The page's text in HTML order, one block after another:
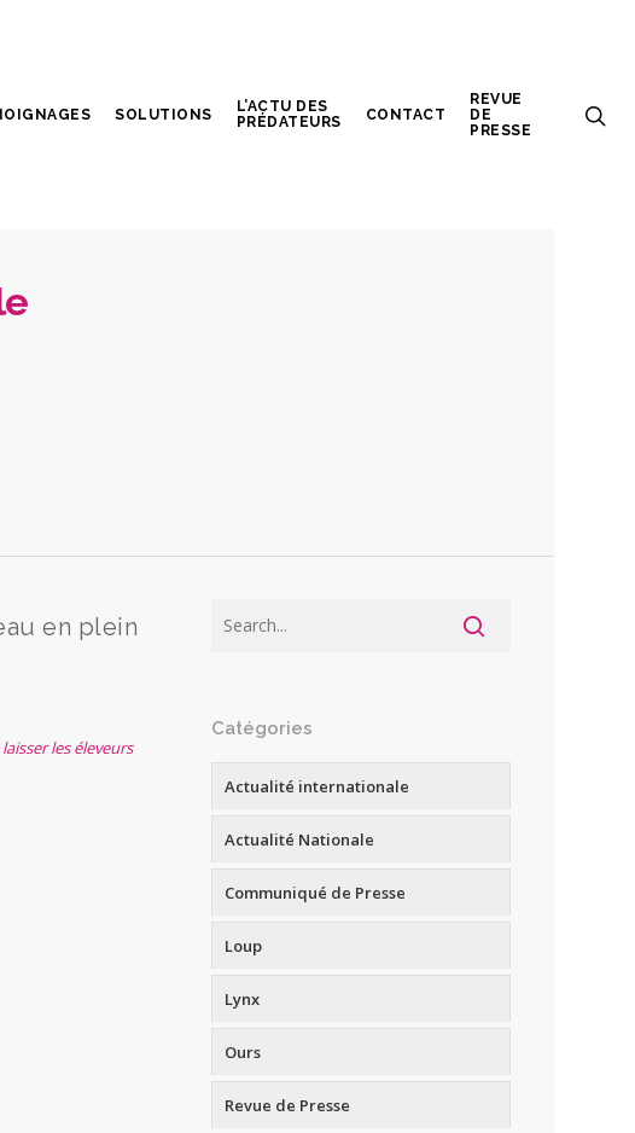
SOLUTIONS
L’ACTU DES
PRÉDATEURS
CONTACT
REVUE
DE
PRESSE
en plein
les éleveurs
Catégories
Actualité internationale
Actualité Nationale
Communiqué de Presse
Loup
Lynx
Ours
Revue de Presse